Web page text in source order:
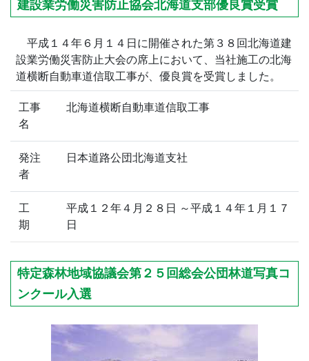
建設業労働災害防止協会北海道支部優良賞受賞
平成１４年６月１４日に開催された第３８回北海道建
設業労働災害防止大会の席上において、当社施工の北海
道横断自動車道信取工事が、優良賞を受賞しました。
工事
名
北海道横断自動車道信取工事
発注
者
日本道路公団北海道支社
工
期
平成１２年４月２８日 ～平成１４年１月１７
日
特定森林地域協議会第２５回総会公団林道写真コ
ンクール入選